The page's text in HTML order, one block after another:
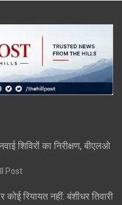
शिविरों का निरीक्षण, बीएलओ
Post
कोई रियायत नहीं: बंशीधर तिवारी